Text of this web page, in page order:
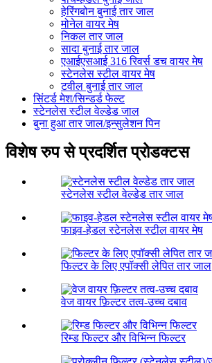
हेरिंगबोन बुनाई तार जाल
मोनेल वायर मेष
निकल तार जाल
सादा बुनाई तार जाल
एआईएसआई 316 रिवर्स डच वायर मेष
स्टेनलेस स्टील वायर मेष
टवील बुनाई तार जाल
सिंटर्ड मेश/सिन्डर्ड फेल्ट
स्टेनलेस स्टील वेल्डेड जाल
बुना हुआ तार जाल/इन्सुलेशन पिन
विशेष रुप से प्रदर्शित प्रोडक्टस
स्टेनलेस स्टील वेल्डेड तार जाल
फाइव-हेडल स्टेनलेस स्टील वायर मेष
फिल्टर के लिए एपॉक्सी लेपित तार जाल
वेज वायर फ़िल्टर तत्व-उच्च दबाव
रिम्ड फिल्टर और विभिन्न फिल्टर